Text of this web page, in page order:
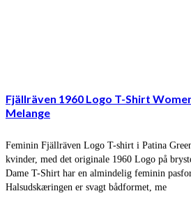
Fjällräven 1960 Logo T-Shirt
Melange
Feminin Fjällräven Logo T-shirt i Patina
kvinder, med det originale 1960 Logo på
Dame T-Shirt har en almindelig feminin
Halsudskæringen er svagt bådformet, me